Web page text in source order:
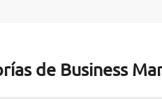
de Business